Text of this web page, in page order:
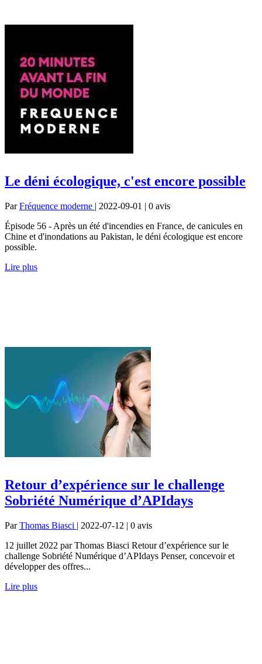
Le déni écologique, c'est encore possible
ParFréquence moderne | 2022-09-01 | 0 avis
Épisode 56 - Après un été d'incendies en France, de canicules en
Chine et d'inondations au Pakistan, le déni écologique est encore
possible.
Lire plus
Retour d’expérience sur le challenge
Sobriété Numérique d’APIdays
ParThomas Biasci | 2022-07-12 | 0 avis
12 juillet 2022 par Thomas Biasci Retour d’expérience sur le
challenge Sobriété Numérique d’APIdays Penser, concevoir et
développer des offres...
Lire plus